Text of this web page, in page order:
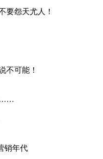
要怨天尤人！
不可能！
……
销年代